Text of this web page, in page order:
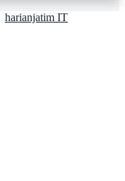
harianjatim IT